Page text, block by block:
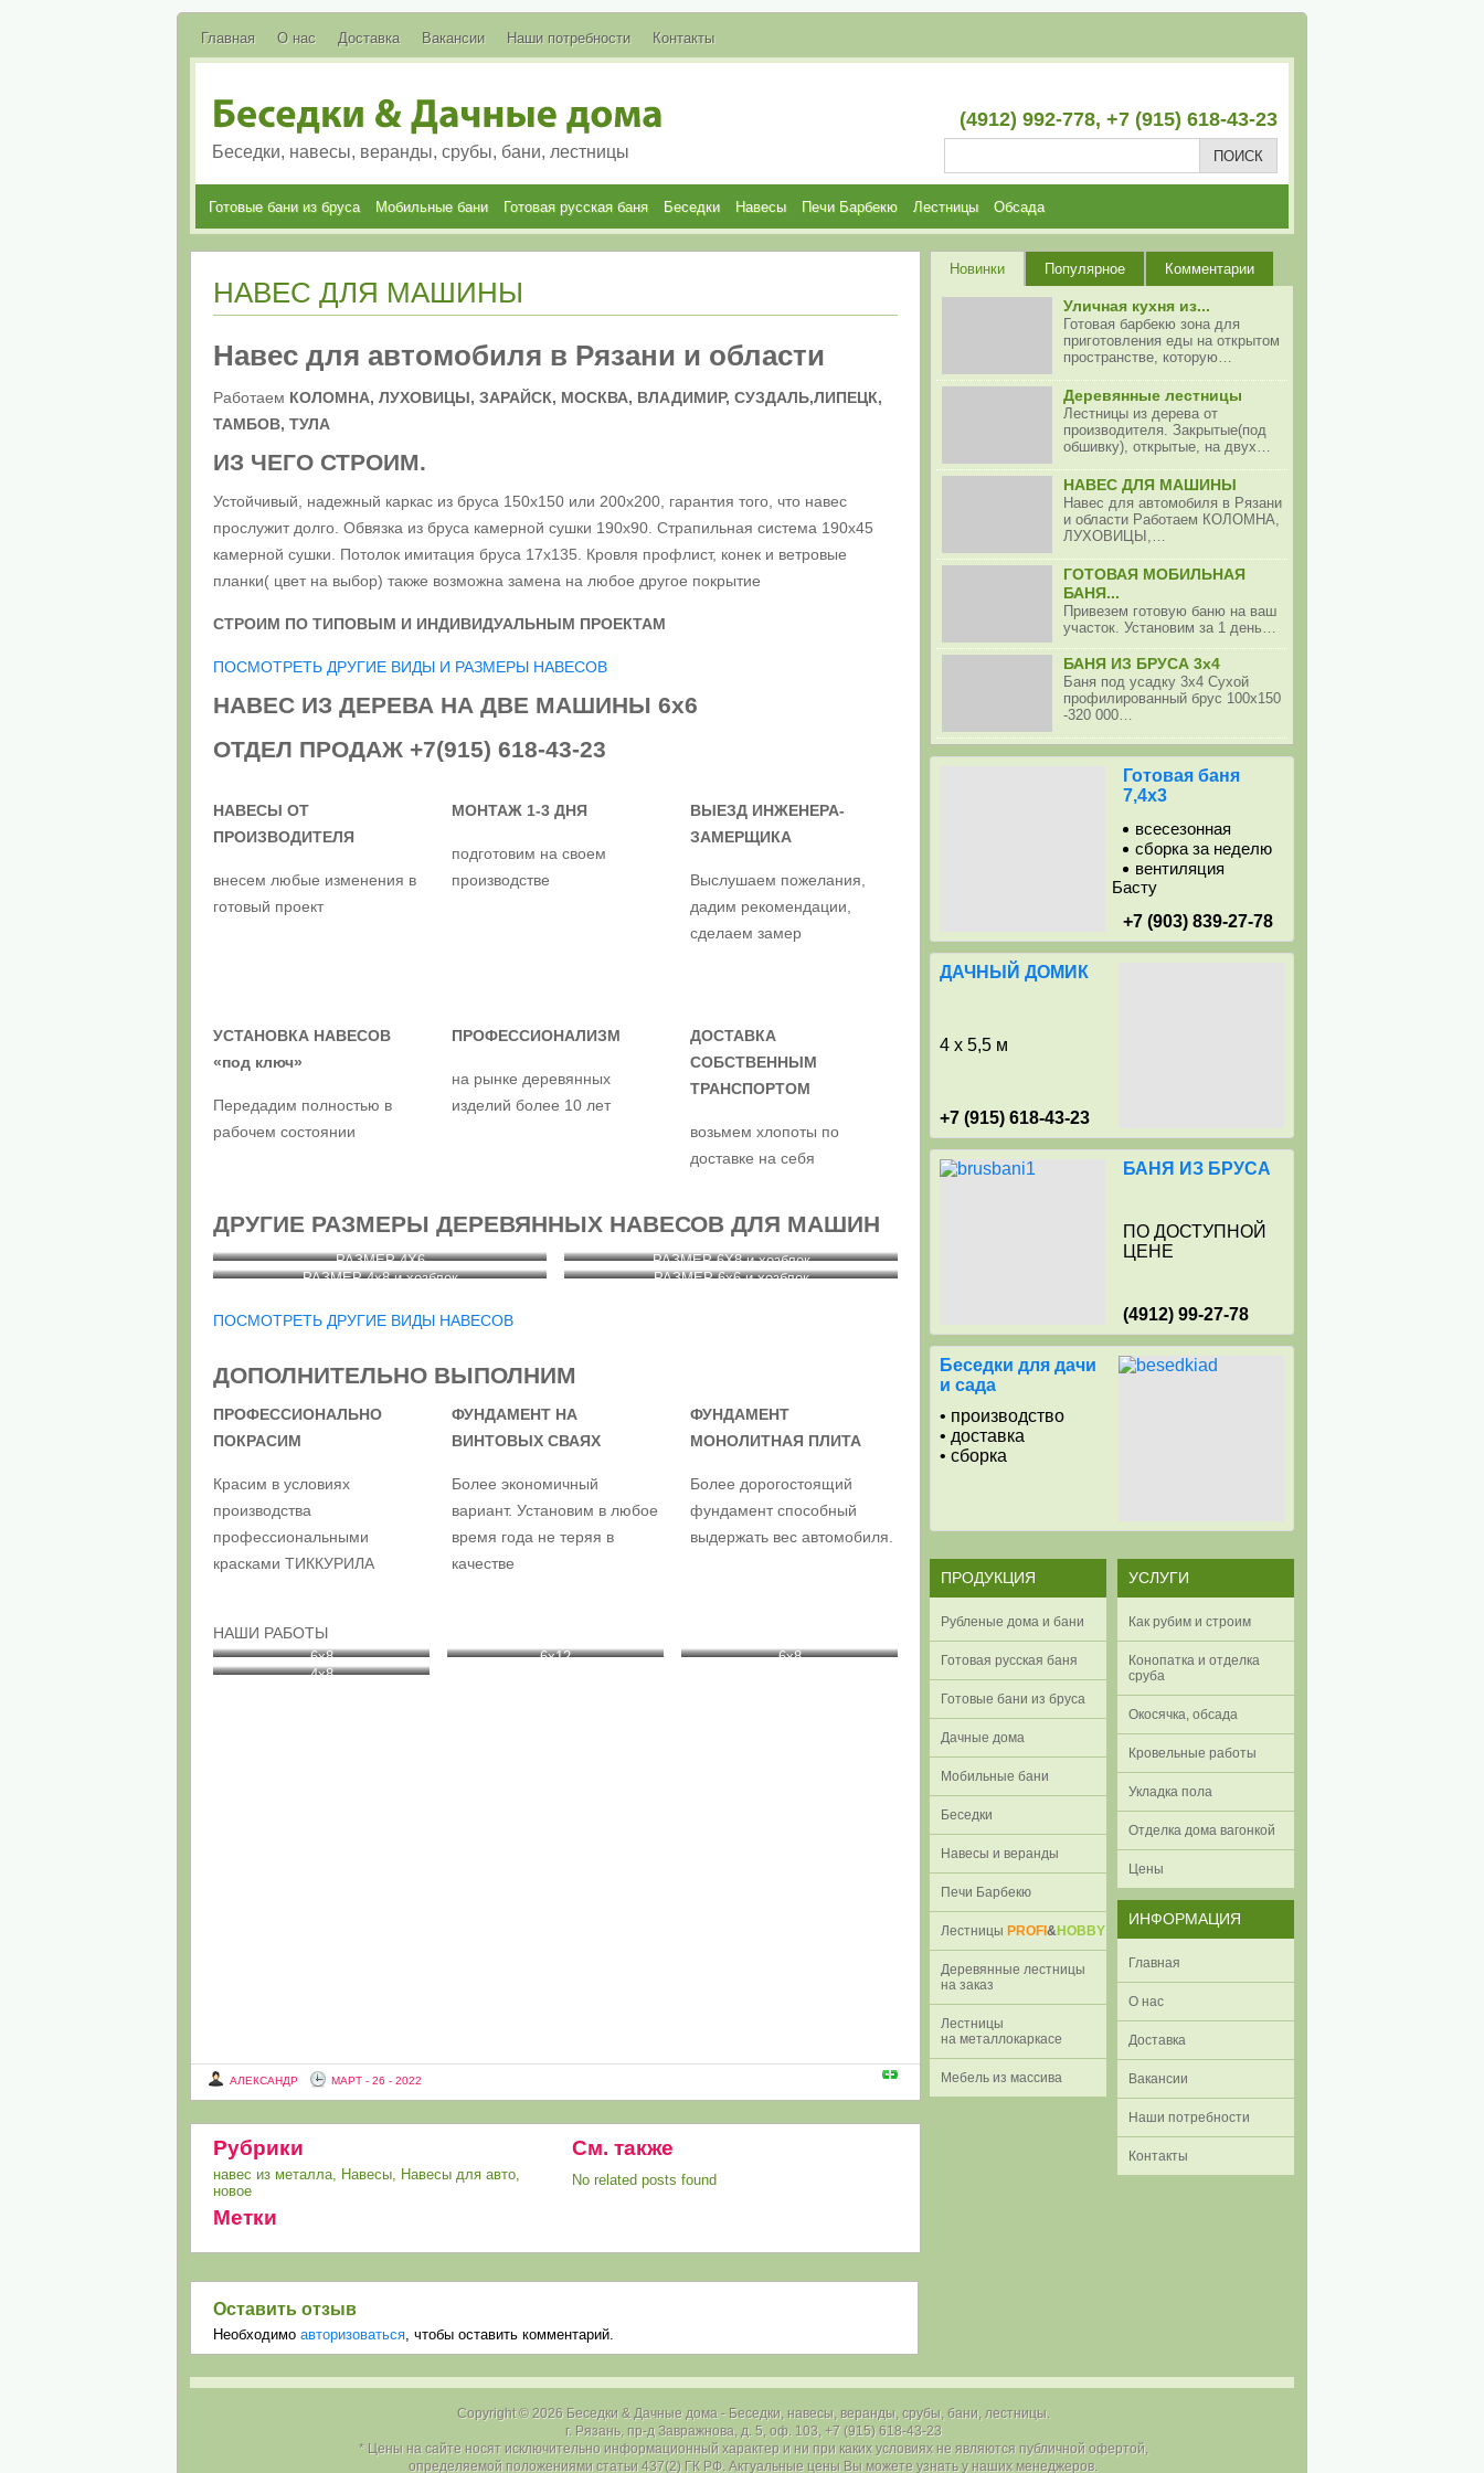
Главная О нас Доставка Вакансии Наши потребности Контакты
Беседки, навесы, веранды, срубы, бани, лестницы
(4912) 992-778, +7 (915) 618-43-23
Готовые бани из бруса Мобильные бани Готовая русская баня Беседки Навесы Печи Барбекю Лестницы Обсада
НАВЕС ДЛЯ МАШИНЫ
Навес для автомобиля в Рязани и области
Работаем КОЛОМНА, ЛУХОВИЦЫ, ЗАРАЙСК, МОСКВА, ВЛАДИМИР, СУЗДАЛЬ,ЛИПЕЦК,
ТАМБОВ, ТУЛА
ИЗ ЧЕГО СТРОИМ.
Устойчивый, надежный каркас из бруса 150х150 или 200х200, гарантия того, что навес
прослужит долго. Обвязка из бруса камерной сушки 190х90. Страпильная система 190х45
камерной сушки. Потолок имитация бруса 17х135. Кровля профлист, конек и ветровые
планки( цвет на выбор) также возможна замена на любое другое покрытие
СТРОИМ ПО ТИПОВЫМ И ИНДИВИДУАЛЬНЫМ ПРОЕКТАМ
ПОСМОТРЕТЬ ДРУГИЕ ВИДЫ И РАЗМЕРЫ НАВЕСОВ
НАВЕС ИЗ ДЕРЕВА НА ДВЕ МАШИНЫ 6х6
ОТДЕЛ ПРОДАЖ +7(915) 618-43-23
НАВЕСЫ ОТ
ПРОИЗВОДИТЕЛЯ
внесем любые изменения в
готовый проект
МОНТАЖ 1-3 ДНЯ
подготовим на своем
производстве
ВЫЕЗД ИНЖЕНЕРА-
ЗАМЕРЩИКА
Выслушаем пожелания,
дадим рекомендации,
сделаем замер
УСТАНОВКА НАВЕСОВ
«под ключ»
Передадим полностью в
рабочем состоянии
ПРОФЕССИОНАЛИЗМ
на рынке деревянных
изделий более 10 лет
ДОСТАВКА
СОБСТВЕННЫМ
ТРАНСПОРТОМ
возьмем хлопоты по
доставке на себя
ДРУГИЕ РАЗМЕРЫ ДЕРЕВЯННЫХ НАВЕСОВ ДЛЯ МАШИН
РАЗМЕР 4Х6
РАЗМЕР 6Х8 и хозблок
РАЗМЕР 4х8 и хозблок
РАЗМЕР 6х6 и хозблок
ПОСМОТРЕТЬ ДРУГИЕ ВИДЫ НАВЕСОВ
ДОПОЛНИТЕЛЬНО ВЫПОЛНИМ
ПРОФЕССИОНАЛЬНО
ПОКРАСИМ
Красим в условиях
производства
профессиональными
красками ТИККУРИЛА
ФУНДАМЕНТ НА
ВИНТОВЫХ СВАЯХ
Более экономичный
вариант. Установим в любое
время года не теряя в
качестве
ФУНДАМЕНТ
МОНОЛИТНАЯ ПЛИТА
Более дорогостоящий
фундамент способный
выдержать вес автомобиля.
НАШИ РАБОТЫ
6х8 6х12
6х8
4х8
АЛЕКСАНДР МАРТ - 26 - 2022
Рубрики
навес из металла, Навесы, Навесы для авто,
новое
Метки
См. также
No related posts found
Оставить отзыв
Необходимо авторизоваться, чтобы оставить комментарий.
Новинки Популярное Комментарии
Уличная кухня из...
Готовая барбекю зона для
приготовления еды на открытом
пространстве, которую…
Деревянные лестницы
Лестницы из дерева от
производителя. Закрытые(под
обшивку), открытые, на двух…
НАВЕС ДЛЯ МАШИНЫ
Навес для автомобиля в Рязани
и области Работаем КОЛОМНА,
ЛУХОВИЦЫ,…
ГОТОВАЯ МОБИЛЬНАЯ
БАНЯ...
Привезем готовую баню на ваш
участок. Установим за 1 день…
БАНЯ ИЗ БРУСА 3х4
Баня под усадку 3х4 Сухой
профилированный брус 100х150
-320 000…
Готовая баня
7,4х3
всесезонная
сборка за неделю
вентиляция
Басту
+7 (903) 839-27-78
ДАЧНЫЙ ДОМИК
4 x 5,5 м
+7 (915) 618-43-23
БАНЯ ИЗ БРУСА
ПО ДОСТУПНОЙ
ЦЕНЕ
(4912) 99-27-78
Беседки для дачи
и сада
• производство
• доставка
• сборка
ПРОДУКЦИЯ
Рубленые дома и бани
Готовая русская баня
Готовые бани из бруса
Дачные дома
Мобильные бани
Беседки
Навесы и веранды
Печи Барбекю
Лестницы PROFI &HOBBY
Деревянные лестницы
на заказ
Лестницы
на металлокаркасе
Мебель из массива
УСЛУГИ
Как рубим и строим
Конопатка и отделка
сруба
Окосячка, обсада
Кровельные работы
Укладка пола
Отделка дома вагонкой
Цены
ИНФОРМАЦИЯ
Главная
О нас
Доставка
Вакансии
Наши потребности
Контакты
Copyright © 2026 Беседки & Дачные дома- Беседки, навесы, веранды, срубы, бани, лестницы.
г. Рязань, пр-д Завражнова, д. 5, оф. 103, +7 (915) 618-43-23
* Цены на сайте носят исключительно информационный характер и ни при каких условиях не являются публичной офертой,
определяемой положениями статьи 437(2) ГК РФ. Актуальные цены Вы можете узнать у наших менеджеров.